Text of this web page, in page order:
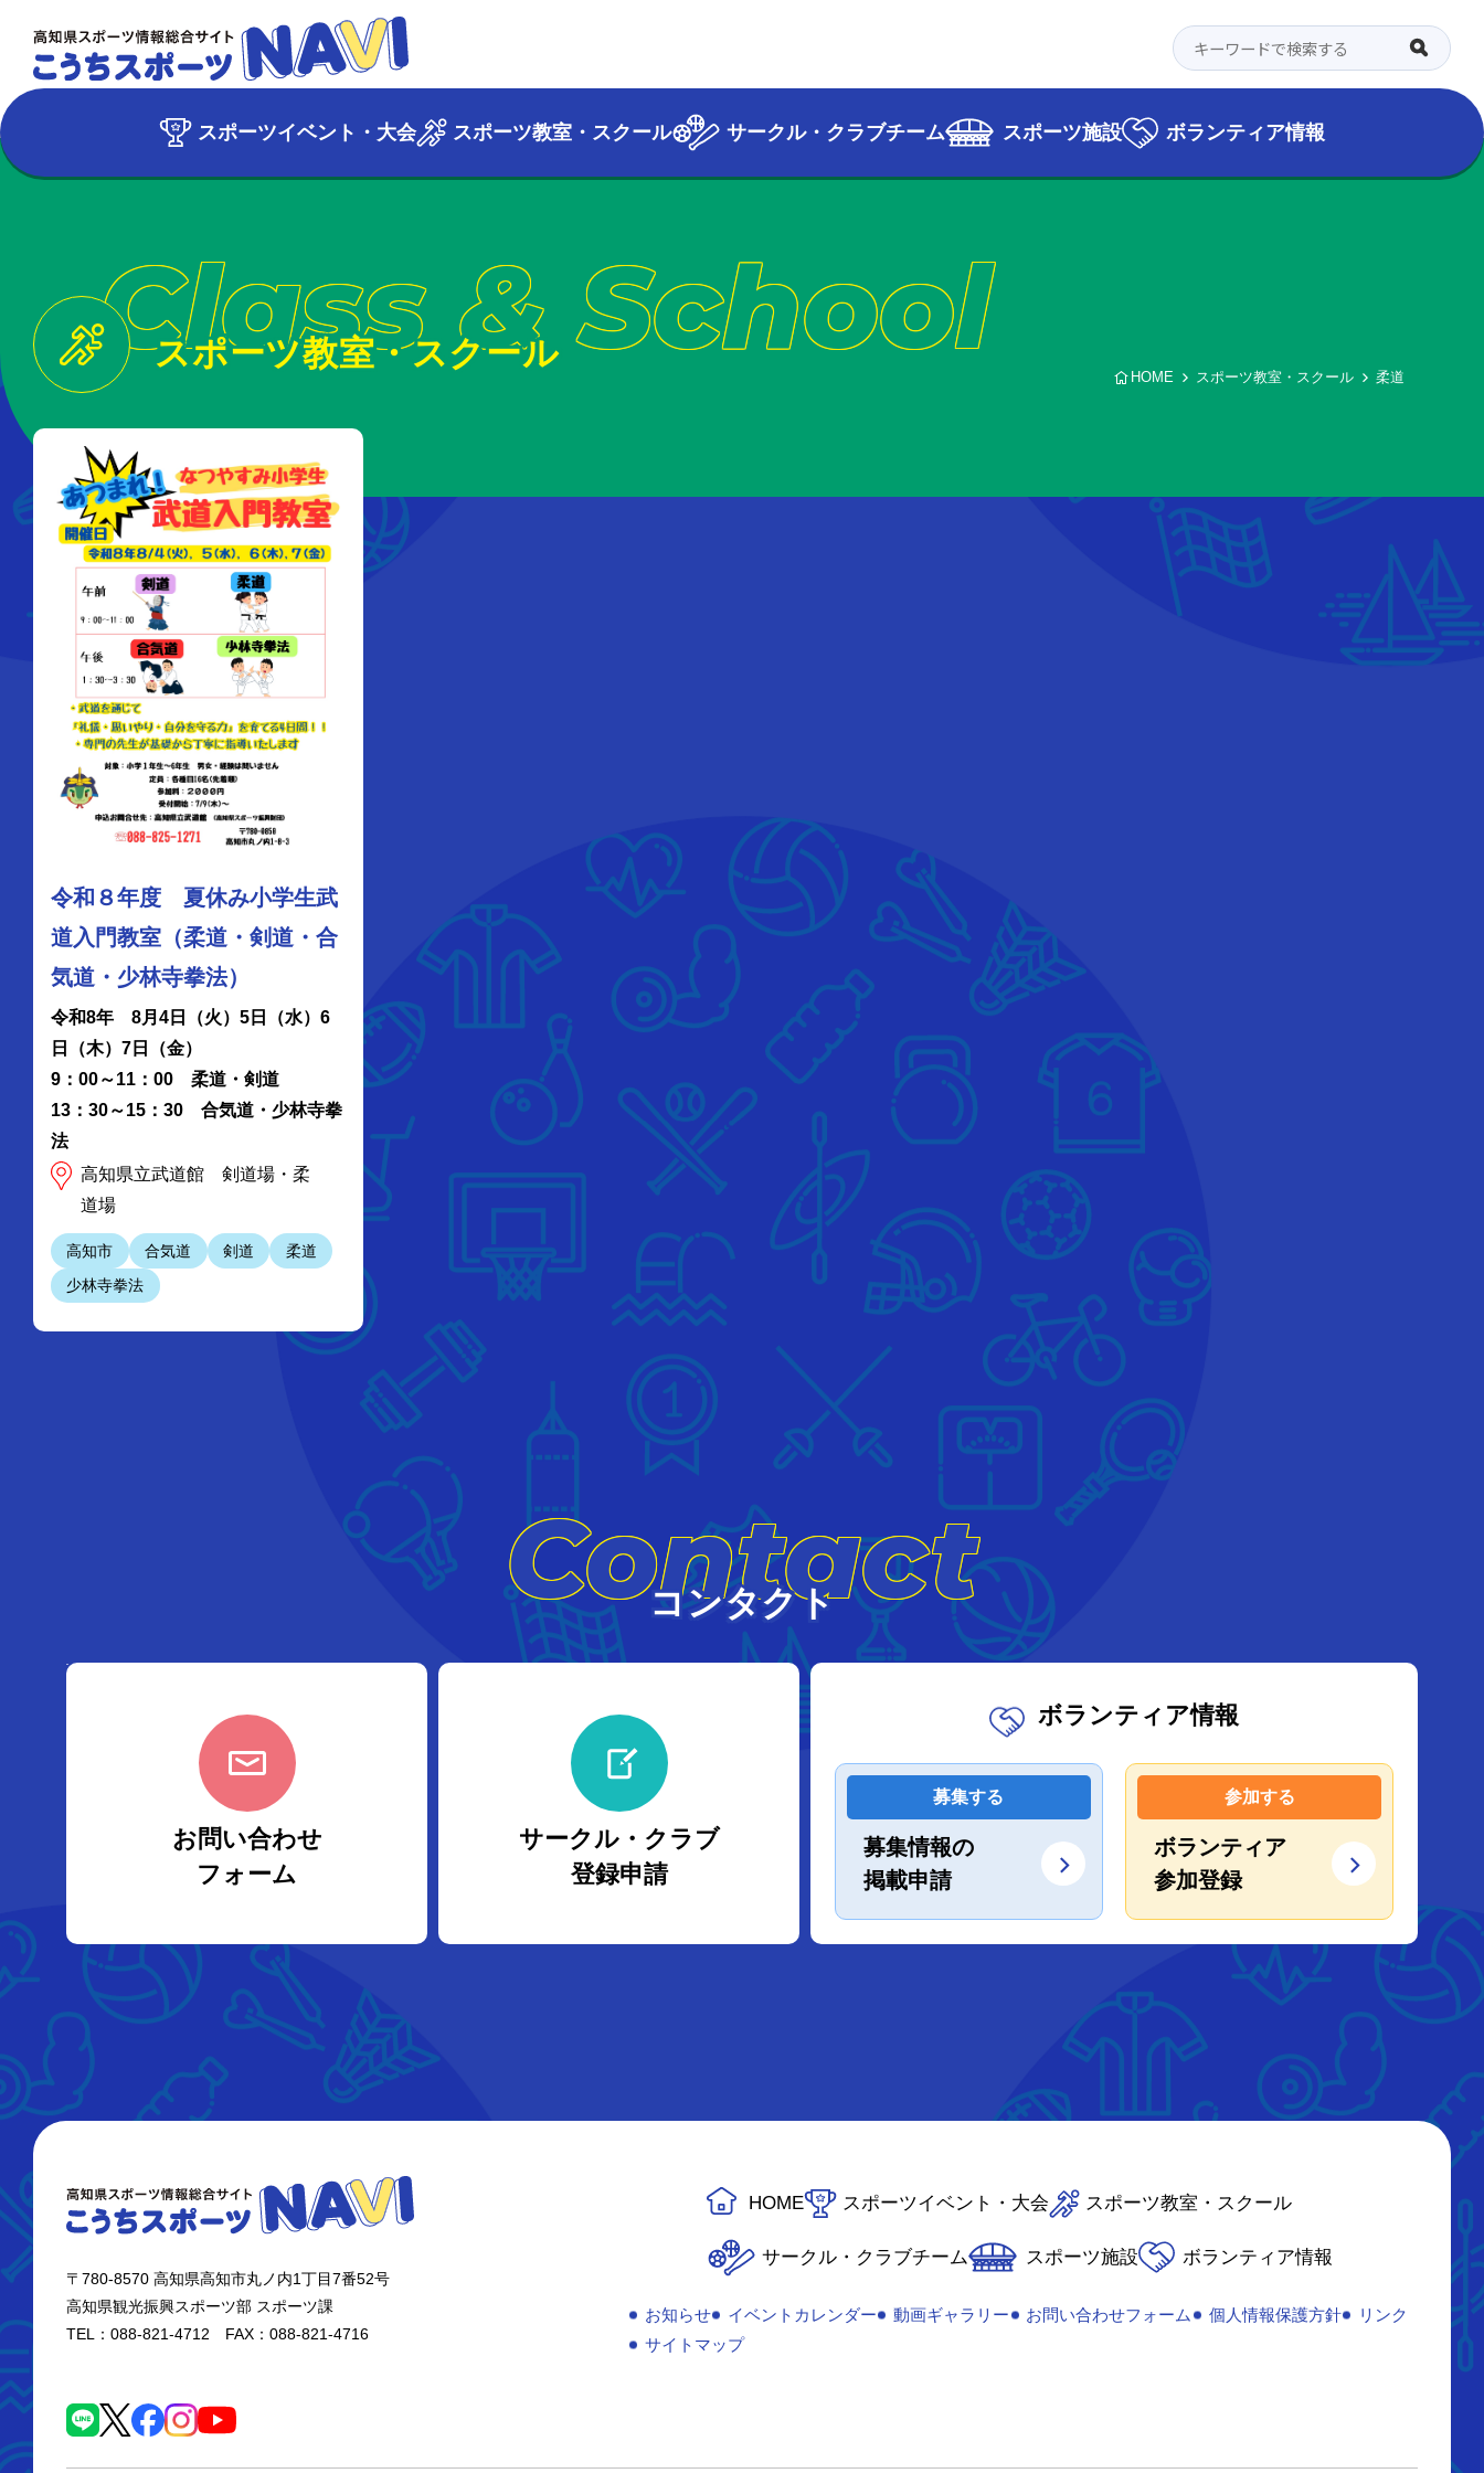
スポーツイベント・大会 スポーツ教室・スクール サークル・クラブチーム スポーツ施設 ボランティア情報
Class & School
スポーツ教室・スクール
HOME スポーツ教室・スクール 柔道
令和８年度 夏休み小学生武
道入門教室（柔道・剣道・合
気道・少林寺拳法）
令和8年 8月4日（火）5日（水）6
日（木）7日（金）
9：00～11：00 柔道・剣道
13：30～15：30 合気道・少林寺拳
法
高知県立武道館 剣道場・柔
道場
高知市 合気道 剣道
柔道
少林寺拳法
Contact
コンタクト
お問い合わせ
フォーム
サークル・クラブ
登録申請
ボランティア情報
募集する
募集情報の
掲載申請
参加する
ボランティア
参加登録
〒780-8570 高知県高知市丸ノ内1丁目7番52号
高知県観光振興スポーツ部 スポーツ課
TEL：088-821-4712 FAX：088-821-4716
HOME スポーツイベント・大会 スポーツ教室・スクール
サークル・クラブチーム スポーツ施設 ボランティア情報
お知らせ イベントカレンダー 動画ギャラリー お問い合わせフォーム 個人情報保護方針
リンク
サイトマップ